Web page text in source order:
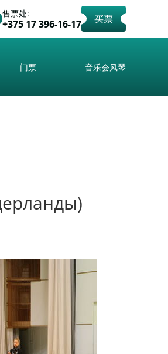
售票处:
+375 17 396-16-17 买票
门票 音乐会风琴